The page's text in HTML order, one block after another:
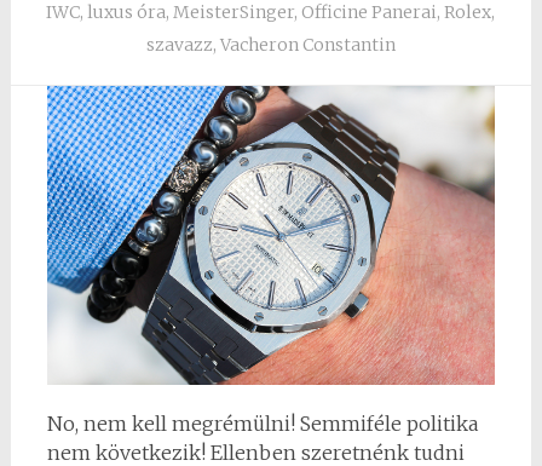
IWC,luxus óra,MeisterSinger, Officine Panerai,Rolex,
szavazz, Vacheron Constantin
No, nem kell megrémülni! Semmiféle politika
nem következik! Ellenben szeretnénk tudni